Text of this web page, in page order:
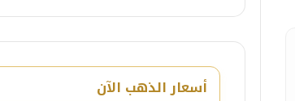
أسعار الذهب الآن